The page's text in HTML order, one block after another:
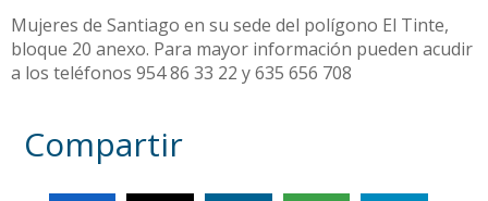
Mujeres de Santiago en su sede del polígono El Tinte,
bloque 20 anexo. Para mayor información pueden acudir
a los teléfonos 954 86 33 22 y 635 656 708
Compartir